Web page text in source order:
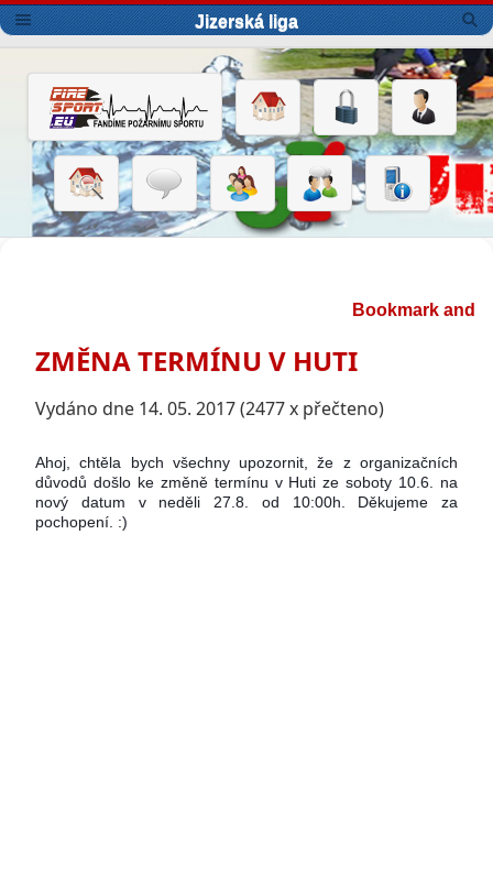
Jizerská liga
ZMĚNA TERMÍNU V HUTI
Vydáno dne 14. 05. 2017 (2477 x přečteno)
Ahoj, chtěla bych všechny upozornit, že z organizačních
důvodů došlo ke změně termínu v Huti ze soboty 10.6. na
nový datum v neděli 27.8. od 10:00h. Děkujeme za
pochopení. :)